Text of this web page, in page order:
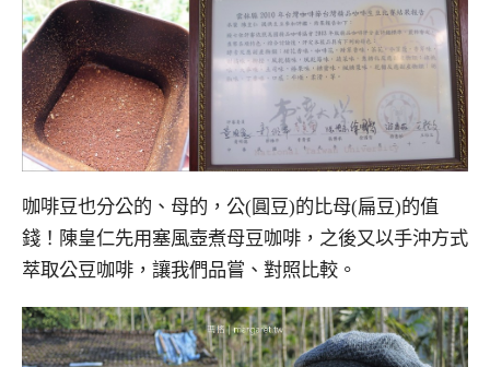
咖啡豆也分公的、母的，公(圓豆)的比母(扁豆)的值
錢！陳皇仁先用塞風壺煮母豆咖啡，之後又以手沖方式
萃取公豆咖啡，讓我們品嘗、對照比較。